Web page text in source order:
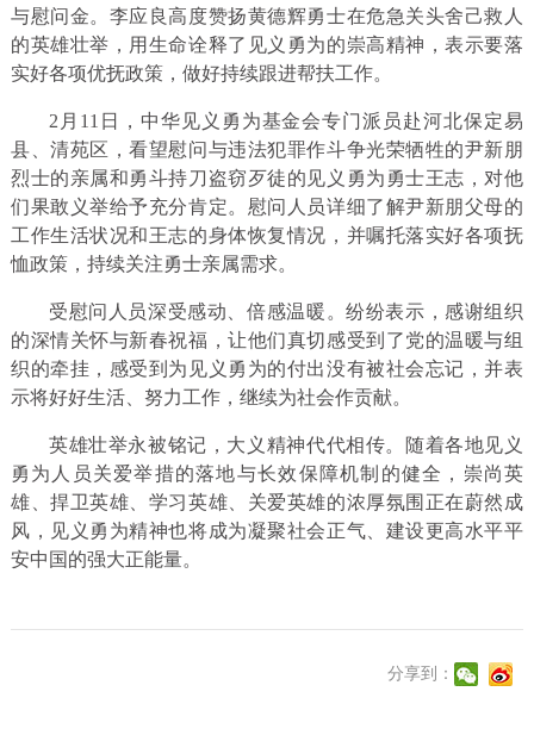
与慰问金。李应良高度赞扬黄德辉勇士在危急关头舍己救人
的英雄壮举，用生命诠释了见义勇为的崇高精神，表示要落
实好各项优抚政策，做好持续跟进帮扶工作。
2月11日，中华见义勇为基金会专门派员赴河北保定易
县、清苑区，看望慰问与违法犯罪作斗争光荣牺牲的尹新朋
烈士的亲属和勇斗持刀盗窃歹徒的见义勇为勇士王志，对他
们果敢义举给予充分肯定。慰问人员详细了解尹新朋父母的
工作生活状况和王志的身体恢复情况，并嘱托落实好各项抚
恤政策，持续关注勇士亲属需求。
受慰问人员深受感动、倍感温暖。纷纷表示，感谢组织
的深情关怀与新春祝福，让他们真切感受到了党的温暖与组
织的牵挂，感受到为见义勇为的付出没有被社会忘记，并表
示将好好生活、努力工作，继续为社会作贡献。
英雄壮举永被铭记，大义精神代代相传。随着各地见义
勇为人员关爱举措的落地与长效保障机制的健全，崇尚英
雄、捍卫英雄、学习英雄、关爱英雄的浓厚氛围正在蔚然成
风，见义勇为精神也将成为凝聚社会正气、建设更高水平平
安中国的强大正能量。
分享到：